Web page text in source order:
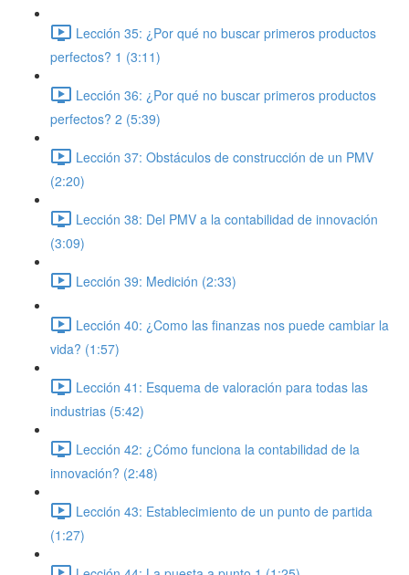
Lección 35: ¿Por qué no buscar primeros productos
perfectos? 1 (3:11)
Lección 36: ¿Por qué no buscar primeros productos
perfectos? 2 (5:39)
Lección 37: Obstáculos de construcción de un PMV
(2:20)
Lección 38: Del PMV a la contabilidad de innovación
(3:09)
Lección 39: Medición (2:33)
Lección 40: ¿Como las finanzas nos puede cambiar la
vida? (1:57)
Lección 41: Esquema de valoración para todas las
industrias (5:42)
Lección 42: ¿Cómo funciona la contabilidad de la
innovación? (2:48)
Lección 43: Establecimiento de un punto de partida
(1:27)